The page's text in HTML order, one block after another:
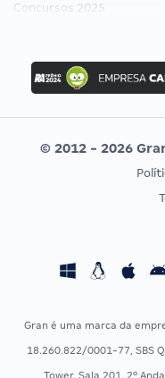
Concursos 2025
Concurso Ibama
Concurso MPU
Editais publicados
CONCURSOS POR
Concursos Fiscais
Concursos Saúde
© 2012 - 2026
Gran é uma marca da
18.260.822/0001-77, SBS
Tower, Sala 201, 2º